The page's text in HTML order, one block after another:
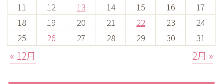
11
12 13 14 15 16
17
18
19 20 21 22 23
24
25
26 27 28 29 30 31
« 12月 2月 »